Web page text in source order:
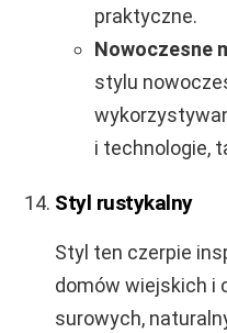
praktyczne.
Nowoczesne
stylu
i technologie,
Styl rustykalny
Styl ten czerpie
domów wiejskich i
surowych,